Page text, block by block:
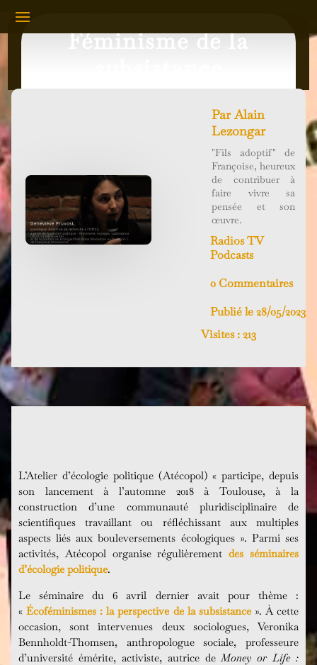
Féminisme de la
ParAlain
Lezongar
"Fils adoptif" de
Françoise, heureux
de contribuer à
faire vivre sa
pensée et son
œuvre.
Radios TV
Podcasts
0 Commentaires
Publié le 28/05/2023
Visites : 213
L’Atelier d’écologie politique (Atécopol) « participe, depuis
son lancement à l’automne 2018 à Toulouse, à la
construction d’une communauté pluridisciplinaire de
scientifiques travaillant ou réfléchissant aux multiples
aspects liés aux bouleversements écologiques ». Parmi ses
activités, Atécopol organise régulièrementdes séminaires
d’écologie politique.
Le séminaire du 6 avril dernier avait pour thème :
«Écoféminismes : la perspective de la subsistance». À cette
occasion, sont intervenues deux sociologues, Veronika
Bennholdt-Thomsen, anthropologue sociale, professeure
d’université émérite, activiste, autrice deMoney or Life :